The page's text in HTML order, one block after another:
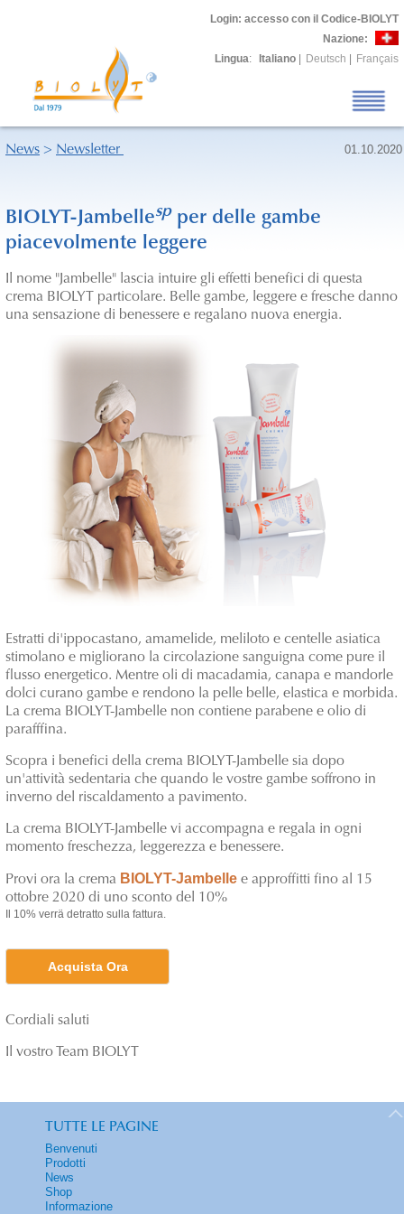
Login: accesso con il Codice-BIOLYT
Nazione:
Lingua: Italiano Deutsch Français
News > Newsletter 01.10.2020
BIOLYT-Jambellespper delle gambe
piacevolmente leggere
Il nome "Jambelle" lascia intuire gli effetti benefici di questa
crema BIOLYT particolare. Belle gambe, leggere e fresche danno
una sensazione di benessere e regalano nuova energia.
Estratti di'ippocastano, amamelide, meliloto e centelle asiatica
stimolano e migliorano la circolazione sanguigna come pure il
flusso energetico. Mentre oli di macadamia, canapa e mandorle
dolci curano gambe e rendono la pelle belle, elastica e morbida.
La crema BIOLYT-Jambelle non contiene parabene e olio di
parafffina.
Scopra i benefici della crema BIOLYT-Jambelle sia dopo
un'attività sedentaria che quando le vostre gambe soffrono in
inverno del riscaldamento a pavimento.
La crema BIOLYT-Jambelle vi accompagna e regala in ogni
momento freschezza, leggerezza e benessere.
Provi ora la crema BIOLYT-Jambelle e approffitti fino al 15
ottobre 2020 di uno sconto del 10%
Il 10% verrä detratto sulla fattura.
Acquista Ora
Cordiali saluti
Il vostro Team BIOLYT
TUTTE LE PAGINE
Benvenuti
Prodotti
News
Shop
Informazione